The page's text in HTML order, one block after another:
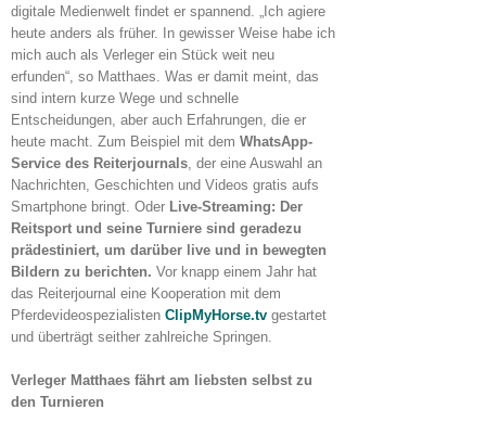
digitale Medienwelt findet er spannend. „Ich agiere
heute anders als früher. In gewisser Weise habe ich
mich auch als Verleger ein Stück weit neu
erfunden“, so Matthaes. Was er damit meint, das
sind intern kurze Wege und schnelle
Entscheidungen, aber auch Erfahrungen, die er
heute macht. Zum Beispiel mit dem WhatsApp-
Service des Reiterjournals , der eine Auswahl an
Nachrichten, Geschichten und Videos gratis aufs
Smartphone bringt. Oder Live-Streaming: Der
Reitsport und seine Turniere sind geradezu
prädestiniert, um darüber live und in bewegten
Bildern zu berichten. Vor knapp einem Jahr hat
das Reiterjournal eine Kooperation mit dem
Pferdevideospezialisten ClipMyHorse.tv gestartet
und überträgt seither zahlreiche Springen.
Verleger Matthaes fährt am liebsten selbst zu
den Turnieren